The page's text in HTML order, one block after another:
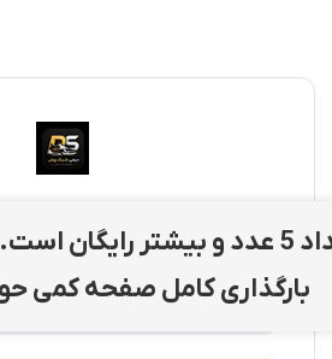
ارسال تعداد 5 عدد و بیشتر
بارگذاری کامل صفحه کمی
لطفا شماره موبایل خود را وارد کنید